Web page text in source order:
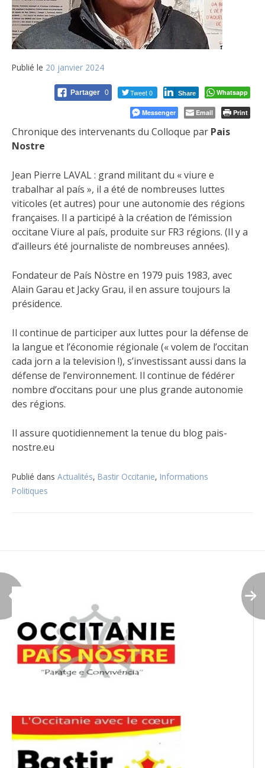
Publié le 20 janvier 2024
Partager 0 Tweet 0 Share Whatsapp
Messenger Email Print
Chronique des intervenants du Colloque par Pais
Nostre
Jean Pierre LAVAL : grand militant du « viure e
trabalhar al país », il a été de nombreuses luttes
viticoles (et autres) pour une autonomie des régions
françaises. Il a participé à la création de l’émission
occitane Viure al país, produite sur FR3 régions. (Il y a
d’ailleurs été journaliste de nombreuses années).
Fondateur de País Nòstre en 1979 puis 1983, avec
Alain Garau et Jacky Grau, il en assure toujours la
présidence.
Il continue de participer aux luttes pour la défense de
la langue et l’économie régionale (« volem de l’occitan
cada jorn a la television !), s’investissant aussi dans la
défense de l’environnement. Il continue de fédérer
nombre d’occitans pour une plus grande autonomie
des régions.
Il assure quotidiennement la tenue du blog pais-
nostre.eu
Publié dans Actualités, Bastir Occitanie, Informations
Politiques
l’article